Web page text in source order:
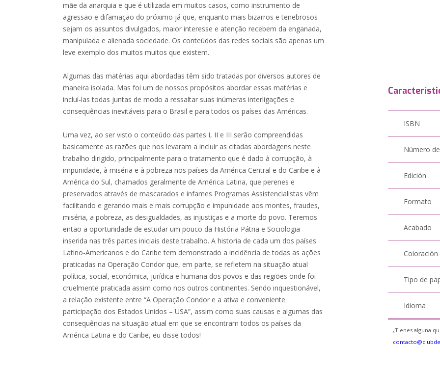
mãe da anarquia e que é utilizada em muitos casos, como instrumento de
agressão e difamação do próximo já que, enquanto mais bizarros e tenebrosos
sejam os assuntos divulgados, maior interesse e atenção recebem da enganada,
manipulada e alienada sociedade. Os conteúdos das redes sociais são apenas um
leve exemplo dos muitos muitos que existem.
Algumas das matérias aqui abordadas têm sido tratadas por diversos autores de
maneira isolada. Mas foi um de nossos propósitos abordar essas matérias e
incluí-las todas juntas de modo a ressaltar suas inúmeras interligações e
consequências inevitáveis para o Brasil e para todos os países das Américas.
Uma vez, ao ser visto o conteúdo das partes I, II e III serão compreendidas
basicamente as razões que nos levaram a incluir as citadas abordagens neste
trabalho dirigido, principalmente para o tratamento que é dado à corrupção, à
impunidade, à miséria e à pobreza nos países da América Central e do Caribe e à
América do Sul, chamados geralmente de América Latina, que perenes e
preservados através de mascarados e infames Programas Assistencialistas vêm
facilitando e gerando mais e mais corrupção e impunidade aos montes, fraudes,
miséria, a pobreza, as desigualdades, as injustiças e a morte do povo. Teremos
então a oportunidade de estudar um pouco da História Pátria e Sociologia
inserida nas três partes iniciais deste trabalho. A historia de cada um dos países
Latino-Americanos e do Caribe tem demonstrado a incidência de todas as ações
praticadas na Operação Condor que, em parte, se refletem na situação atual
política, social, económica, jurídica e humana dos povos e das regiões onde foi
cruelmente praticada assim como nos outros continentes. Sendo inquestionável,
a relação existente entre “A Operação Condor e a ativa e conveniente
participação dos Estados Unidos – USA”, assim como suas causas e algumas das
consequências na situação atual em que se encontram todos os países da
América Latina e do Caribe, eu disse todos!
ISBN
Número
Edición
Formato
Acabado
Coloración
Tipo de
Idioma
¿Tienes alguna